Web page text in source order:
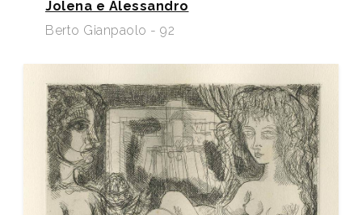
Jolena e Alessandro
Berto Gianpaolo - 92